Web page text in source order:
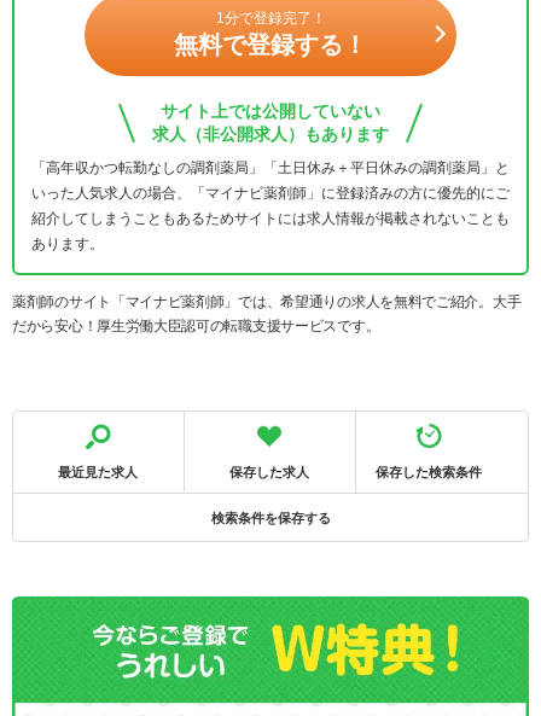
1分で登録完了！
無料で登録する！
サイト上では公開していない
求人（非公開求人）もあります
「高年収かつ転勤なしの調剤薬局」「土日休み＋平日休みの調剤薬局」と
いった人気求人の場合、「マイナビ薬剤師」に登録済みの方に優先的にご
紹介してしまうこともあるためサイトには求人情報が掲載されないことも
あります。
薬剤師のサイト「マイナビ薬剤師」では、希望通りの求人を無料でご紹介。大手
だから安心！厚生労働大臣認可の転職支援サービスです。
最近見た求人 保存した求人 保存した検索条件
検索条件を保存する